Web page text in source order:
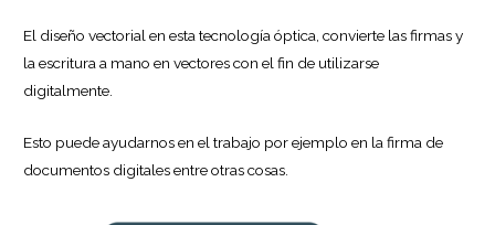
El diseño vectorial en esta tecnología óptica, convierte las firmas y
la escritura a mano en vectores con el fin de utilizarse
digitalmente.
Esto puede ayudarnos en el trabajo por ejemplo en la firma de
documentos digitales entre otras cosas.